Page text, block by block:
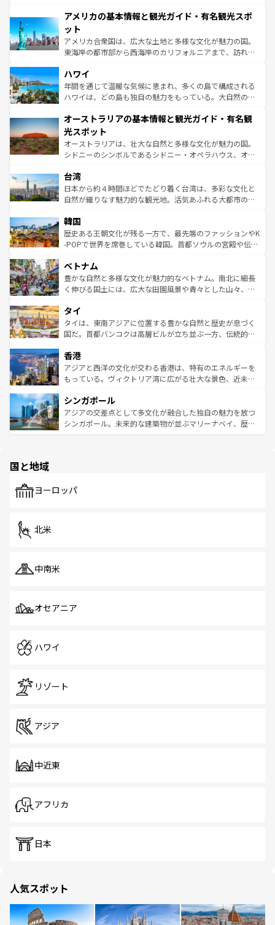
ンツ一覧を参照してほしい。
の建物がそのまま残る町や、スイスならではのユニークな
博物館もあり、アルプス観光だけでなく町歩きも満喫する
ことができる。国民の所得が高いため物価も高いが、旅行
者向けの交通パス提供のサービスもあり、うまく活用すれ
着のスイス情報は
アメリカの基本情報と観光ガイド・有名観光スポ
ット
アメリカ合衆国は、広大な土地と多様な文化が魅力の国。
東海岸の都市部から西海岸のカリフォルニアまで、訪れる
のような巨大都市は、観光、ショッピング、エンターテイ
ンメントが詰まった刺激的なスポットだ。一方、アメリカ
西部には大自然が広がり、グランドキャニオンやイエロー
部のニューオーリンズでは、音楽と美食が融合した独特の
文化が魅力。旅行者はアメリカの各地域で異なる魅力を楽
しみながら、その多様性と豊かな歴史を感じることができ
るだろう。車でのロードトリップや列車の旅も、アメリカ
情報は
ハワイ
年間を通じて温暖な気候に恵まれ、多くの島で構成される
ハワイは、どの島も独自の魅力をもっている。大自然の神
ワイ島は見逃せない。また、定番の観光地といえばオアフ
島だが、静かな自然を求めるならマウイ島やカウアイ島が
おすすめ。エメラルドグリーンに輝く海をはじめ、豊かな
文化や歴史が息づいている。「アロハスピリット」と呼ば
人々、おいしいローカルフードやハワイアンミュージッ
ク、伝統的なフラダンスなど、すべてがハワイの魅力を彩
っている。訪れるたびに新しい発見と感動が待っているハ
はコンテンツ一覧
オーストラリアの基本情報と観光ガイド・有名観
光スポット
オーストラリアは、壮大な自然と多様な文化が魅力の国。
シドニーのシンボルであるシドニー・オペラハウス、オー
リアリーフや大陸中央部にそびえるウルル（エアーズロッ
ク）、タスマニアの美しい原生林やケアンズの熱帯雨林な
ど、見どころがたくさん。また、カフェやワイン、オージ
いる。アクティビティも充実しており、サーフィンやダイ
ビング、ハイキングなど、アウトドア好きにはたまらな
い。オーストラリアの多彩な魅力を存分に味わいつくそ
参照してほしい。
台湾
日本から約４時間ほどでたどり着く台湾は、多彩な文化と
自然が織りなす魅力的な観光地。活気あふれる大都市の台
ン）、静ひつな山岳地帯である台湾東部など、都市の喧騒
と山間の静けさが共存しており、訪れる人に新しい発見と
驚きをもたらしてくれる。また、奥深い台湾の食文化も魅
容にもいいと評判のスイーツなど、バラエティ豊かな料理
が味わえる。 なお、新着の台湾情報は コンテンツ一覧を参
照してほしい。
韓国
歴史ある王朝文化が残る一方で、最先端のファッションやK
-POPで世界を席巻している韓国。首都ソウルの宮殿や伝統
き、地方に足を延ばせば四季折々の自然美を楽しむことが
できる。そして、キムチや焼肉、絶品のストリートフード
まで、さまざまな韓国料理が待っている。夜には、韓国な
リティに包まれながら、韓国の多彩な魅力を心ゆくまで味
わってみてほしい。 なお、新着の韓国情報はコンテンツ一
覧を参照してほしい。
ベトナム
豊かな自然と多様な文化が魅力的なベトナム。南北に細長
く伸びる国土には、広大な田園風景や青々とした山々、世
急速な発展と共に伝統が息づく。ハノイの古い町並みやホ
ーチミン市のフランス統治時代の建物も、独特の雰囲気を
醸し出している。また、バラエティの豊かさとおいしさで
とつ。フォーやバインミー、ベトナムコーヒーなどは、ぜ
ひ現地で味わいたい。どの地域を訪れてもあたたかい人々
が旅行者を迎えてくれるので、きっと忘れられない旅にな
参照してほしい。
タイ
タイは、東南アジアに位置する豊かな自然と歴史が息づく
国だ。首都バンコクは高層ビルが立ち並ぶ一方、伝統的な
の活気が交差している。北部ではチェンマイなどの山岳地
帯で自然と触れ合い、南部ではプーケットやクラビの美し
いビーチでリゾート気分を楽しむことができる。タイ料理
激する。気候は一年中温暖で、どの季節にも異なる楽しみ
が待っている。親しみやすいタイの人々、仏教を中心とし
た文化、そして多様な観光資源が、訪れる旅人を魅了し続
香港
アジアと西洋の文化が交わる香港は、特有のエネルギーを
もっている。ヴィクトリア湾に広がる壮大な景色、近未来
み、どこを訪れても感動するはず。観光スポットが密集し
ており、効率よく見どころを回れるのも魅力。息をのむよ
うな絶景から文化的な体験まで、香港を存分に楽しみ尽く
シンガポール
アジアの交差点として多文化が融合した独自の魅力を放つ
シンガポール。未来的な建築物が並ぶマリーナベイ、歴史
で、ホーカーズは地元の風情を楽しめる外せないスポット
国と地域
ヨーロッパ
北米
中南米
オセアニア
ハワイ
リゾート
アジア
中近東
アフリカ
日本
人気スポット